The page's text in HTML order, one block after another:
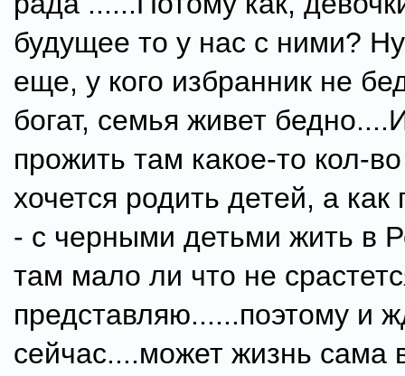
будущее то у нас с ними?
еще, у кого избранник не
богат, семья живет
прожить там какое-то кол-
хочется родить детей, а
- с черными детьми жить в
там мало ли что не
представляю......поэтому и
сейчас....может жизнь сама